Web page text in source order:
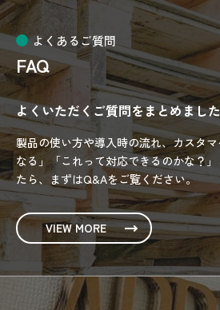
よくあるご質問
FAQ
よくいただくご質問をまとめました
製品の使い方や導入時の流れ、カスタ
なる」「これって対応できるのかな？
たら、まずはQ&Aをご覧ください。
VIEW MORE